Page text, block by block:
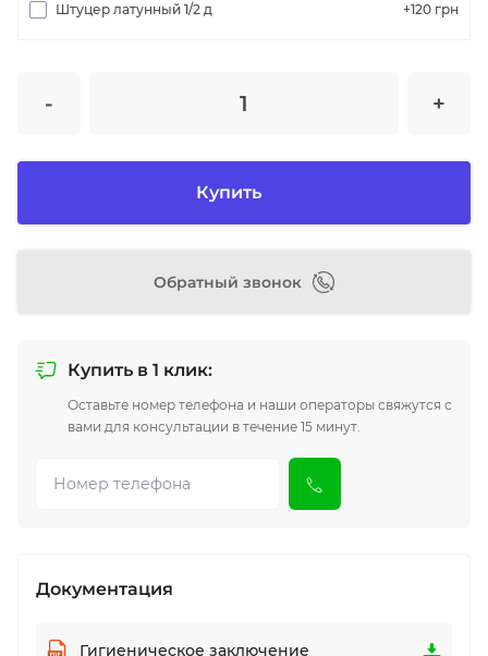
Штуцер латунный 1/2 д +120 грн
- +
Купить
Обратный звонок
Купить в 1 клик:
Оставьте номер телефона и наши операторы свяжутся с
вами для консультации в течение 15 минут.
Документация
Гигиеническое заключение